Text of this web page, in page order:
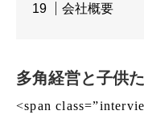
会社概要
多角経営と子供
<span